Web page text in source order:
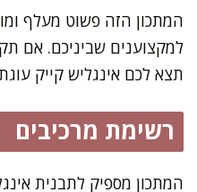
המתכון הזה פשוט מעלף
למקצוענים שביניכם. אם
תצא לכם אינגליש קייק
רשימת מרכיבים